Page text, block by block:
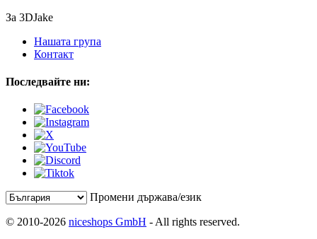
За 3DJake
Нашата група
Контакт
Последвайте ни:
Промени държава/език
© 2010-2026 niceshops GmbH - All rights reserved.